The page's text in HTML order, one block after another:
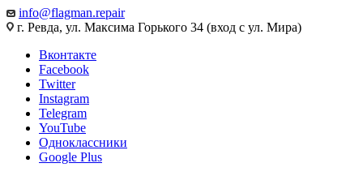
info@flagman.repair
г. Ревда, ул. Максима Горького 34 (вход с ул. Мира)
Вконтакте
Facebook
Twitter
Instagram
Telegram
YouTube
Одноклассники
Google Plus